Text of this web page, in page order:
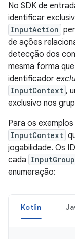
No SDK de
identificar
InputAction
de ações
detecção dos
mesma forma que
identificador
InputContext ,
exclusivo nos
Para os
InputContext
jogabilidade. Os
cada InputGroup
enumeração:
Kotlin